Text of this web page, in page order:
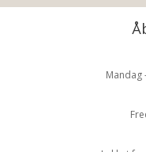
Mandag